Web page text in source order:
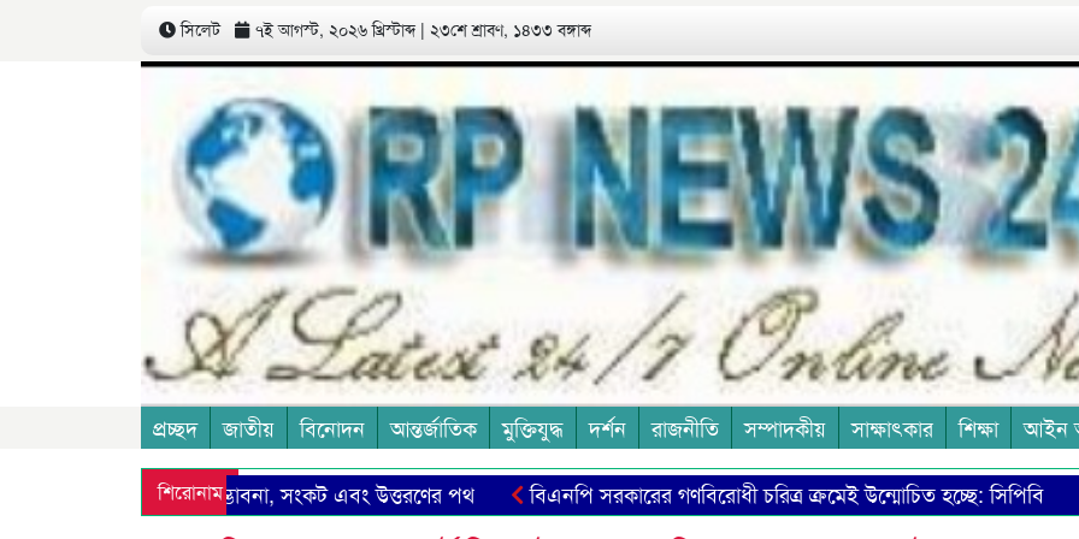
সিলেট ৭ই আগস্ট, ২০২৬ খ্রিস্টাব্দ | ২৩শে শ্রাবণ, ১৪৩৩ বঙ্গাব্দ
প্রচ্ছদ জাতীয় বিনোদন আন্তর্জাতিক মুক্তিযুদ্ধ দর্শন রাজনীতি সম্পাদকীয় সাক্ষাৎকার শিক্ষা আইন
শিরোনাম
ও আমাদের সিলেট: সম্ভাবনা, সংকট এবং উত্তরণের পথ বিএনপি সরকারের গণবিরোধী চরিত্র ক্রমেই উন্মোচিত হচ্ছে: সিপিবি
হোসেনের ৪৪তম মৃত্যুবার্ষিকী আজ
৬ বছরে পদার্পণ করলো নেক্সাস টেলিভিশন সৌদির উদ্যোগে নিরাপত্তা জোটে